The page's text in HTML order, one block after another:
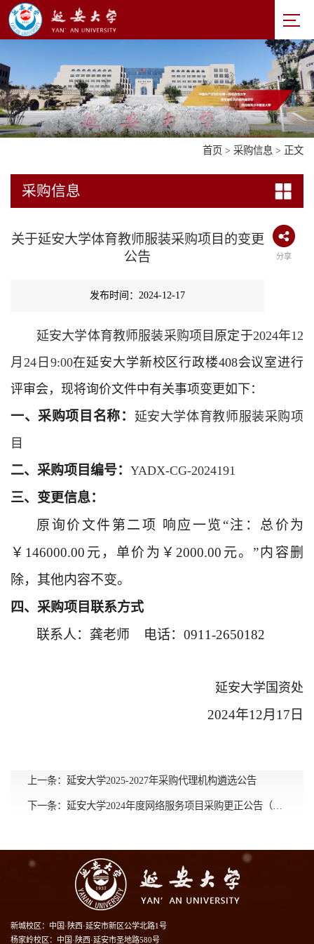
首页 > 采购信息 > 正文
采购信息
关于延安大学体育教师服装采购项目的变更
公告
分享
发布时间：2024-12-17
延安大学体育教师服装采购项目 原定于2024年12
月24日9:00在延安大学新校区行政楼408会议室进行
评审会，现将询价文件中有关事项变更如下：
一、采购项目名称： 延安大学体育教师服装采购项
目
二、采购项目编号： YADX-CG-2024191
三、变更信息：
原询价文件第二项
响应一览“注：总价为
￥146000.00元，单价为￥2000.00元。”内容删
除，其他内容不变。
四、采购项目联系方式
联系人：龚老师
电话： 0911-2650182
延安大学国资处
2024年12月 17 日
上一条： 延安大学2025-2027年采购代理机构遴选公告
下一条：
新城校区：中国·陕西·延安市新区公学北路1号
杨家岭校区：中国·陕西·延安市圣地路580号